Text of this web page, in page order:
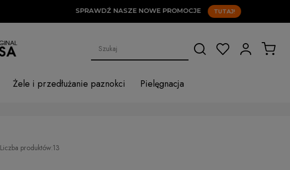
SPRAWDŹ NASZE NOWE PROMOCJE TUTAJ!
Żele i przedłużanie paznokci
Pielęgnacja
Liczba produktów:13